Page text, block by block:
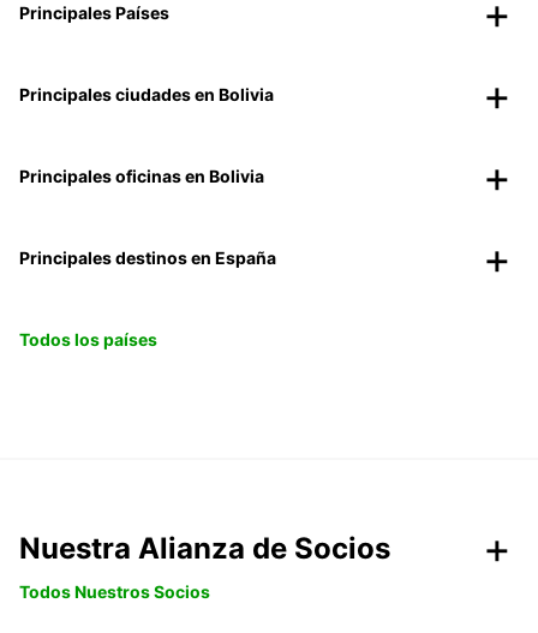
Principales Países
Principales ciudades en Bolivia
Principales oficinas en Bolivia
Principales destinos en España
Todos los países
Nuestra Alianza de Socios
Todos Nuestros Socios